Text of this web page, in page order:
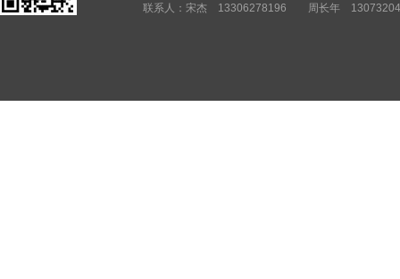
联系人：宋杰 13306278196 周长年